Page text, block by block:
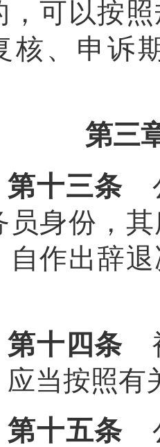
，可以按
核、申诉
第三
第十三条
员身份，
自作出辞
第十四条
应当按照有
第十五条